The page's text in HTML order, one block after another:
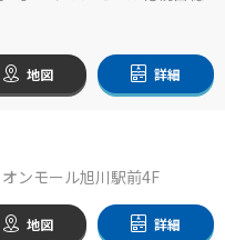
地図 詳細
ンモール旭川駅前4F
地図 詳細